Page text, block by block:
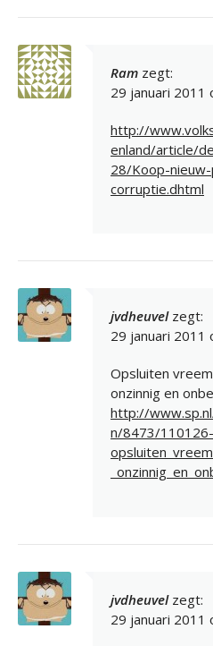
Ram zegt:
29 januari 2011
http://
enland/article/
28/Koop-
corruptie.dhtml
jvdheuvel zegt:
29 januari 2011
Opsluiten
onzinnig en
http://
n/8473/110126-
jvdheuvel zegt:
29 januari 2011